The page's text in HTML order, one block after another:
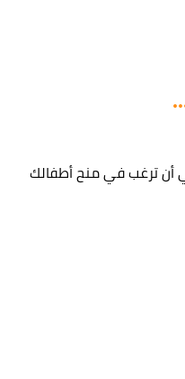
أن ترغب في منح أطفالك